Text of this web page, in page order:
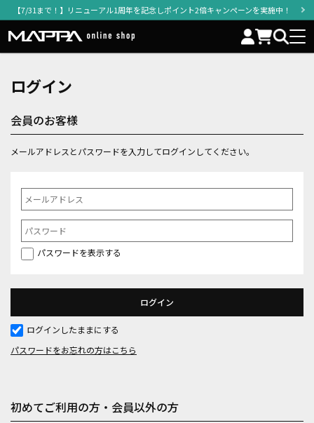
【7/31まで！】リニューアル1周年を記念しポイント2倍キャンペーンを実施中！
ログイン
会員のお客様
メールアドレスとパスワードを入力してログインしてください。
パスワードを表示する
ログインしたままにする
パスワードをお忘れの方はこちら
初めてご利用の方・会員以外の方